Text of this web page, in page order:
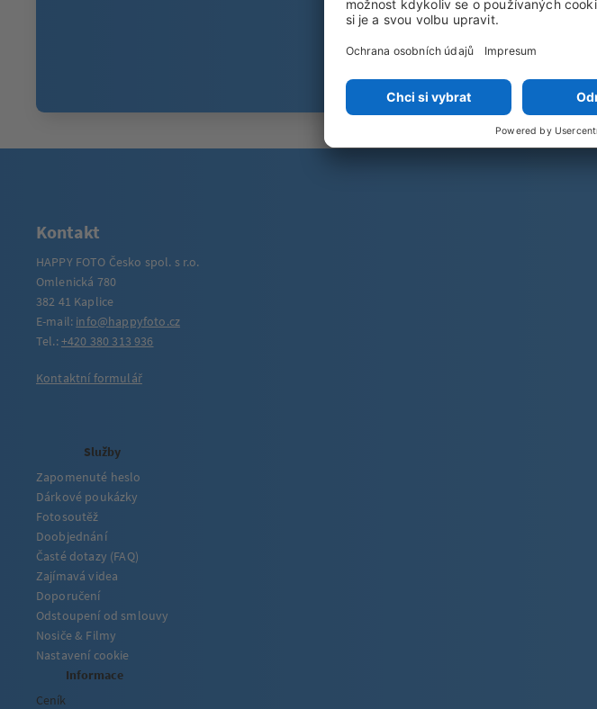
Kontakt
HAPPY FOTO Česko spol. s r.o.
Omlenická 780
382 41 Kaplice
E-mail: info@happyfoto.cz
Tel.:+420 380 313 936
Kontaktní formulář
Služby
Zapomenuté heslo
Dárkové poukázky
Fotosoutěž
Doobjednání
Časté dotazy (FAQ)
Zajímavá videa
Doporučení
Odstoupení od smlouvy
Nosiče & Filmy
Nastavení cookie
Informace
Ceník